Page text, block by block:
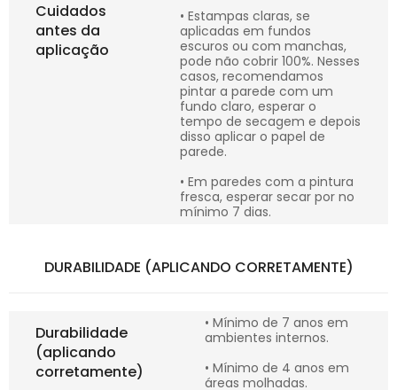
Cuidados
antes da
aplicação
• Estampas claras, se
aplicadas em fundos
escuros ou com manchas,
pode não cobrir 100%. Nesses
casos, recomendamos
pintar a parede com um
fundo claro, esperar o
tempo de secagem e depois
disso aplicar o papel de
parede.
• Em paredes com a pintura
fresca, esperar secar por no
mínimo 7 dias.
DURABILIDADE (APLICANDO CORRETAMENTE)
Durabilidade
(aplicando
corretamente)
• Mínimo de 7 anos em
ambientes internos.
• Mínimo de 4 anos em
áreas molhadas.